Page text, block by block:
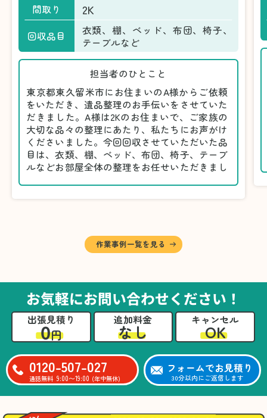
間取り 2K
回収品目
衣類、棚、ベッド、布団、椅子、
テーブルなど
担当者のひとこと
東京都東久留米市にお住まいのA様からご依頼
をいただき、遺品整理のお手伝いをさせていた
だきました。A様は2Kのお住まいで、ご家族の
大切な品々の整理にあたり、私たちにお声がけ
くださいました。今回回収させていただいた品
目は、衣類、棚、ベッド、布団、椅子、テーブ
ルなどお部屋全体の整理をお任せいただきまし
に仕分けしました。
A様から「手際よく進めてくれて助かりまし
るのは難しかったと思います」との温かいお言
葉をいただきました。遺品整理という心の負担
が大きい作業において、少しでもA様の力にな
れたことをスタッフ一同嬉しく思います。
作業事例一覧を見る
お気軽にお問い合わせください！
出張見積り
0円
追加料金
なし
キャンセル
OK
0120-507-027
通話無料 9:00〜19:00 (年中無休)
フォームでお見積り
30分以内にご返信します